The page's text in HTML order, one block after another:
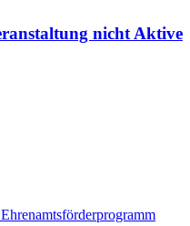
nicht Aktive